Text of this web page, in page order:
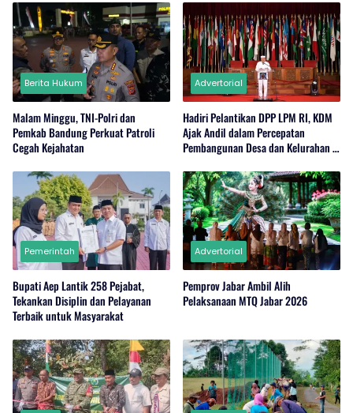
Berita Hukum
Malam Minggu, TNI-Polri dan
Pemkab Bandung Perkuat Patroli
Cegah Kejahatan
Advertorial
Hadiri Pelantikan DPP LPM RI, KDM
Ajak Andil dalam Percepatan
Pembangunan Desa dan Kelurahan di
Pemerintah
Bupati Aep Lantik 258 Pejabat,
Tekankan Disiplin dan Pelayanan
Terbaik untuk Masyarakat
Advertorial
Pemprov Jabar Ambil Alih
Pelaksanaan MTQ Jabar 2026